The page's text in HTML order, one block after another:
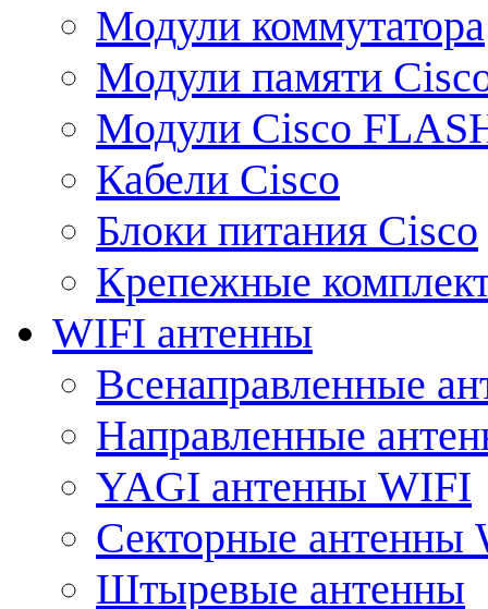
Модули коммутатора
Модули памяти
Модули Cisco
Кабели Cisco
Блоки питания Cisco
Крепежные
WIFI антенны
Всенаправленные
Направленные
YAGI антенны WIFI
Секторные антенны
Штыревые антенны